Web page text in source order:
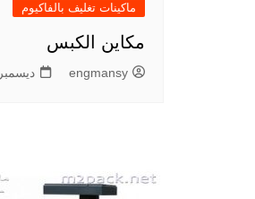
ماكينات تغليف بالفاكيوم
مكاين الكبس
engmansy ديسمبر 20, 2021